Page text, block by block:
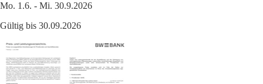
Mo. 1.6. - Mi. 30.9.2026
Gültig bis 30.09.2026